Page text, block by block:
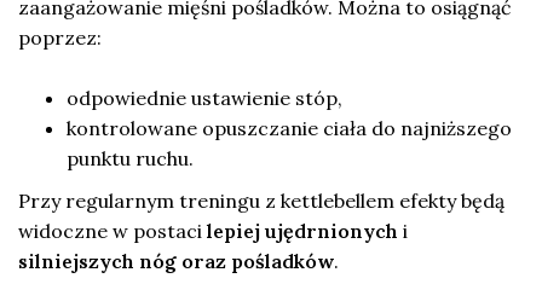
zaangażowanie mięśni pośladków. Można to osiągnąć
poprzez:
odpowiednie ustawienie stóp,
kontrolowane opuszczanie ciała do najniższego
punktu ruchu.
Przy regularnym treningu z kettlebellem efekty będą
widoczne w postaci lepiej ujędrnionych i
silniejszych nóg oraz pośladków.